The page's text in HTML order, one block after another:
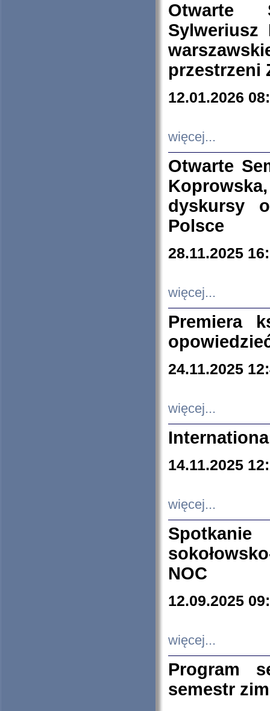
Otwarte
Sylweriusz
przestrzeni
12.01.2026
więcej...
Otwarte
dyskursy
Polsce
28.11.2025
więcej...
Premiera
24.11.2025
więcej...
14.11.2025
więcej...
NOC
12.09.2025
więcej...
Program
semestr